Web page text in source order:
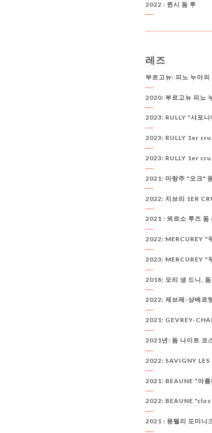
2022 : 퀸시 돔 루
레즈
부르고뉴: 피노 누아의
2020: 부르고뉴 피노
2023: RULLY "샤포
2023: RULLY 1er
2023: RULLY 1er
2021: 마랑주 "오크"
2022: 지브리 1ER
2021 : 뫼르소 루즈 돔
2022: MERCUREY "
2023: MERCUREY "
2018: 모리 생 드니, 돔
2022: 제브레-샹베르
2021: GEVREY-
2021년: 돔 나이트 코
2022: SAVIGNY LES
2021: BEAUNE "아
2022: BEAUNE
2021 : 몽텔리 도미니